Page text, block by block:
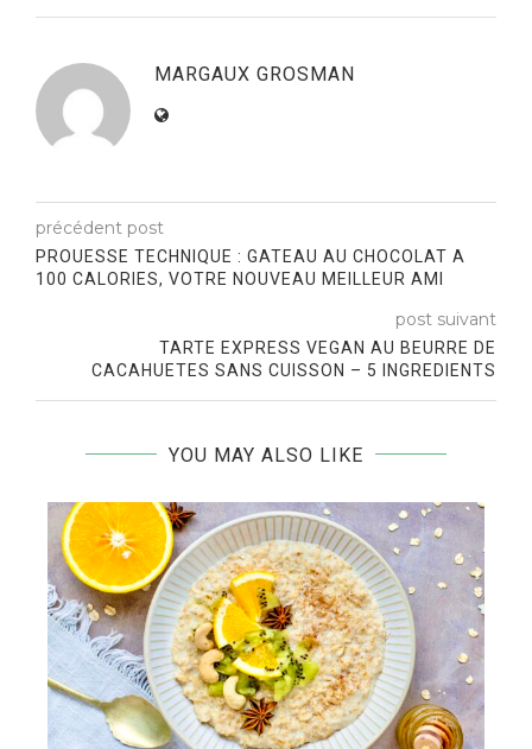
MARGAUX GROSMAN
précédent post
PROUESSE TECHNIQUE : GATEAU AU CHOCOLAT A
100 CALORIES, VOTRE NOUVEAU MEILLEUR AMI
post suivant
TARTE EXPRESS VEGAN AU BEURRE DE
CACAHUETES SANS CUISSON – 5 INGREDIENTS
YOU MAY ALSO LIKE